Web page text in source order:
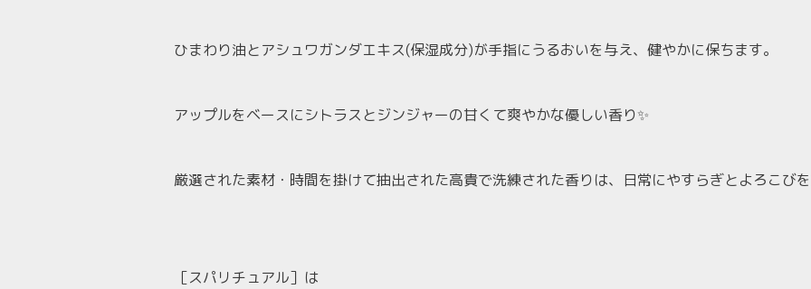
ひまわり油とアシュワガンダエキス(保湿成分)が手指にうるおいを与え、健やかに保ちます。
アップルをベースにシトラスとジンジャーの甘くて爽やかな優しい香り✨
厳選された素材・時間を掛けて抽出された高貴で洗練された香りは、日常にやすらぎとよろこび
［スパリチュアル］は